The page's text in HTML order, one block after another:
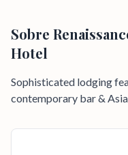
Sobre
Hotel
Sophisticated lodging
contemporary bar &